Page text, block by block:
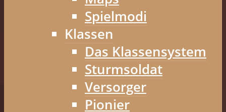
Spielmodi
Klassen
Das Klassensystem
Sturmsoldat
Versorger
Pionier